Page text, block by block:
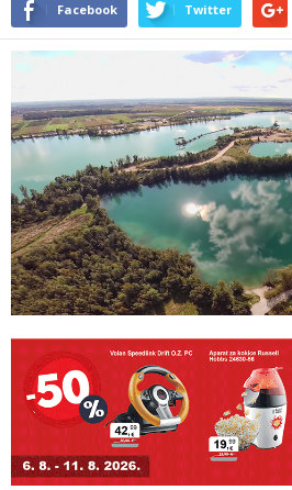
Facebook Twitter